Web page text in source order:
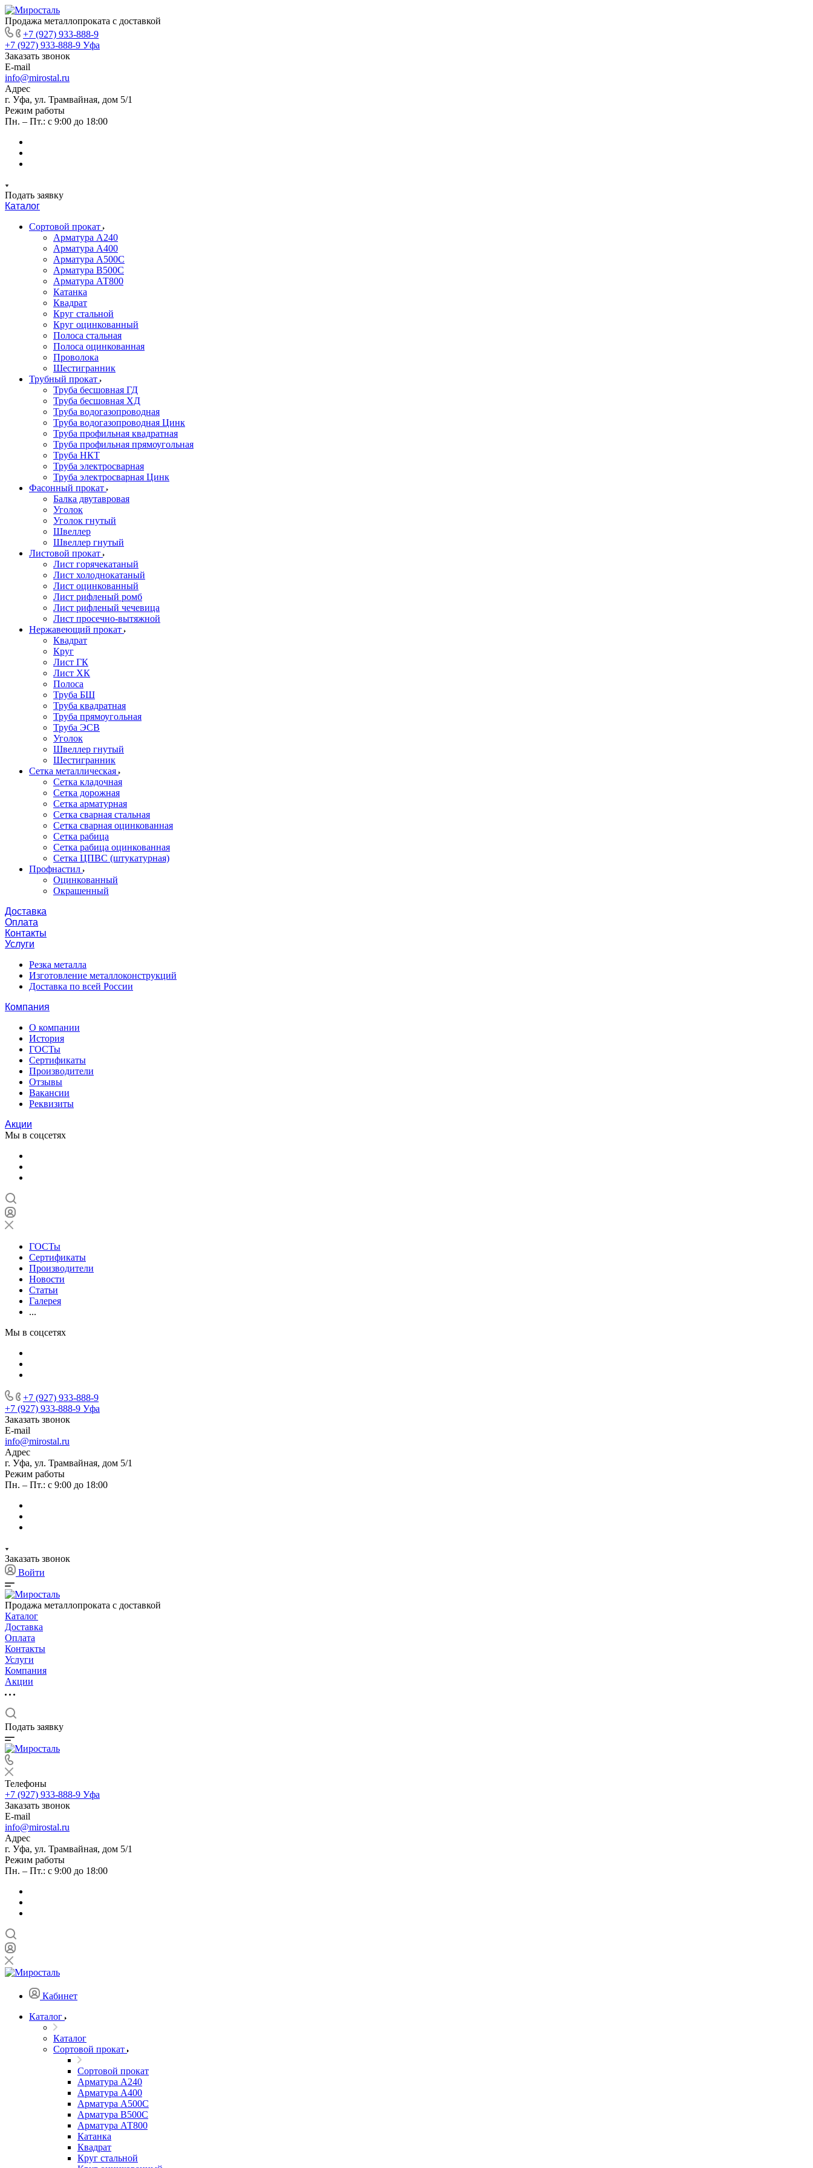
Продажа металлопроката с доставкой
+7 (927) 933-888-9
+7 (927) 933-888-9 Уфа
Заказать звонок
E-mail
info@mirostal.ru
Адрес
г. Уфа, ул. Трамвайная, дом 5/1
Режим работы
Пн. – Пт.: с 9:00 до 18:00
Подать заявку
Каталог
Сортовой прокат
Арматура А240
Арматура А400
Арматура А500C
Арматура В500С
Арматура АТ800
Катанка
Квадрат
Круг стальной
Круг оцинкованный
Полоса стальная
Полоса оцинкованная
Проволока
Шестигранник
Трубный прокат
Труба бесшовная ГД
Труба бесшовная ХД
Труба водогазопроводная
Труба водогазопроводная Цинк
Труба профильная квадратная
Труба профильная прямоугольная
Труба НКТ
Труба электросварная
Труба электросварная Цинк
Фасонный прокат
Балка двутавровая
Уголок
Уголок гнутый
Швеллер
Швеллер гнутый
Листовой прокат
Лист горячекатаный
Лист холоднокатаный
Лист оцинкованный
Лист рифленый ромб
Лист рифленый чечевица
Лист просечно-вытяжной
Нержавеющий прокат
Квадрат
Круг
Лист ГК
Лист ХК
Полоса
Труба БШ
Труба квадратная
Труба прямоугольная
Труба ЭСВ
Уголок
Швеллер гнутый
Шестигранник
Сетка металлическая
Сетка кладочная
Сетка дорожная
Сетка арматурная
Сетка сварная стальная
Сетка сварная оцинкованная
Сетка рабица
Сетка рабица оцинкованная
Сетка ЦПВС (штукатурная)
Профнастил
Оцинкованный
Окрашенный
Доставка
Оплата
Контакты
Услуги
Резка металла
Изготовление металлоконструкций
Доставка по всей России
Компания
О компании
История
ГОСТы
Сертификаты
Производители
Отзывы
Вакансии
Реквизиты
Акции
Мы в соцсетях
ГОСТы
Сертификаты
Производители
Новости
Статьи
Галерея
...
Мы в соцсетях
+7 (927) 933-888-9
+7 (927) 933-888-9 Уфа
Заказать звонок
E-mail
info@mirostal.ru
Адрес
г. Уфа, ул. Трамвайная, дом 5/1
Режим работы
Пн. – Пт.: с 9:00 до 18:00
Заказать звонок
Войти
Продажа металлопроката с доставкой
Каталог
Доставка
Оплата
Контакты
Услуги
Компания
Акции
Подать заявку
Телефоны
+7 (927) 933-888-9 Уфа
Заказать звонок
E-mail
info@mirostal.ru
Адрес
г. Уфа, ул. Трамвайная, дом 5/1
Режим работы
Пн. – Пт.: с 9:00 до 18:00
Кабинет
Каталог
Каталог
Сортовой прокат
Сортовой прокат
Арматура А240
Арматура А400
Арматура А500C
Арматура В500С
Арматура АТ800
Катанка
Квадрат
Круг стальной